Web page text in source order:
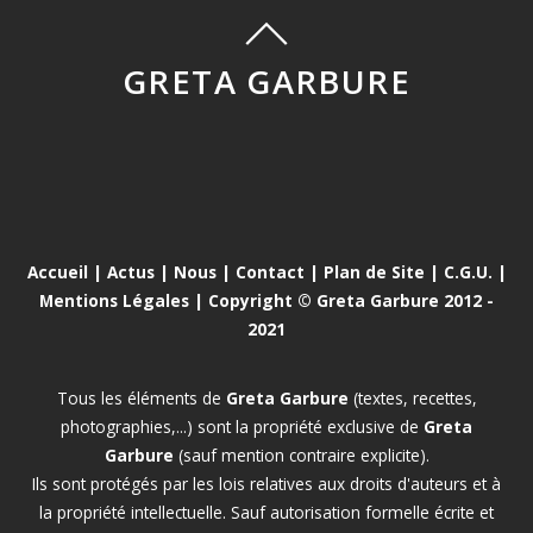
GRETA GARBURE
Accueil | Actus| Nous| Contact | Plan de Site | C.G.U. |
Mentions Légales | Copyright © Greta Garbure 2012 -
2021
Tous les éléments de Greta Garbure (textes, recettes,
photographies,...) sont la propriété exclusive de Greta
Garbure (sauf mention contraire explicite).
Ils sont protégés par les lois relatives aux droits d'auteurs et à
la propriété intellectuelle. Sauf autorisation formelle écrite et